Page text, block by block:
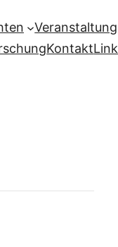
Kontakt